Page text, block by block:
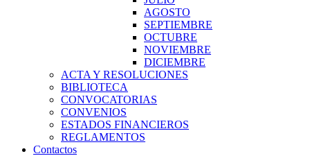
AGOSTO
SEPTIEMBRE
OCTUBRE
NOVIEMBRE
DICIEMBRE
ACTA Y RESOLUCIONES
BIBLIOTECA
CONVOCATORIAS
CONVENIOS
ESTADOS FINANCIEROS
REGLAMENTOS
Contactos